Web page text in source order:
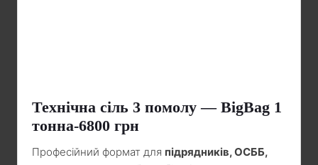
Технічна сіль 3 помолу — BigBag 1
тонна-6800 грн
Професійний формат для підрядників, ОСББ,